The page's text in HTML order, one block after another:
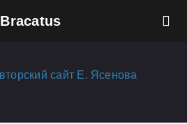
Bracatus